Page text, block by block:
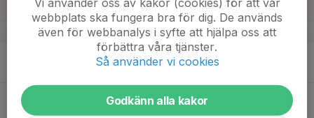
v.34
20
webbplats ska fungera bra för dig. De används
även för webbanalys i syfte att hjälpa oss att
förbättra våra tjänster.
Så använder vi cookies
Godkänn alla kakor